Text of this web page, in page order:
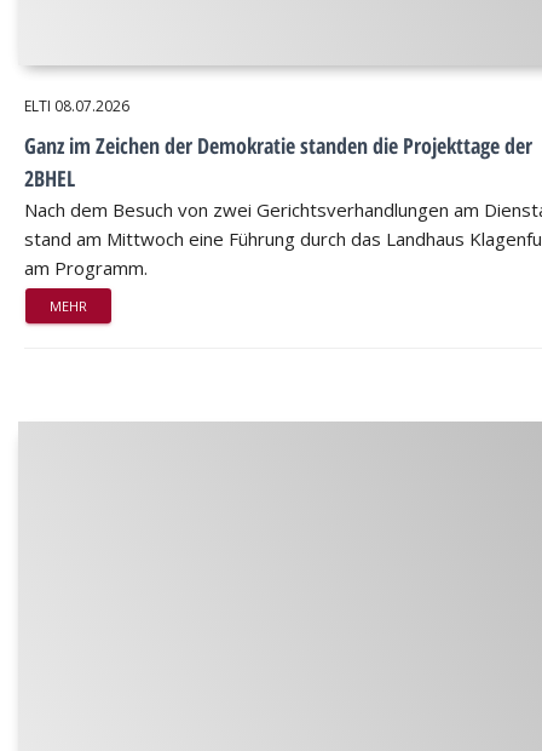
ELTI 08.07.2026
Ganz im Zeichen der Demokratie standen die Projekttage der
2BHEL
Nach dem Besuch von zwei Gerichtsverhandlungen am
stand am Mittwoch eine Führung durch das Landhaus
am Programm.
MEHR